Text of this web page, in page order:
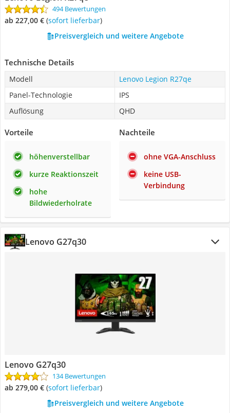
494 Bewertungen
ab 227,00 € ( Sofort lieferbar)
Preisvergleich und weitere Angebote
Technische Details
Modell
Lenovo Legion R27qe
Panel-Technologie
IPS
Auflösung
QHD
Vorteile
höhenverstellbar
kurze Reaktionszeit
hohe
Bildwiederholrate
Nachteile
ohne VGA-Anschluss
keine USB-
Verbindung
Lenovo G27q30
Lenovo G27q30
134 Bewertungen
ab 279,00 € ( Sofort lieferbar)
Preisvergleich und weitere Angebote